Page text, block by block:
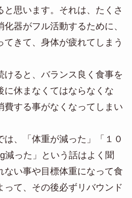
と思います。それは、たくさ
器がフル活動するために、
てきて、身体が疲れてしまう
けると、バランス良く食事を
に休まなくてはならなくな
費する事がなくなってしまい
は、「体重が減った」「１０
減った」という話はよく聞
ない事や目標体重になって食
って、その後必ずリバウンド